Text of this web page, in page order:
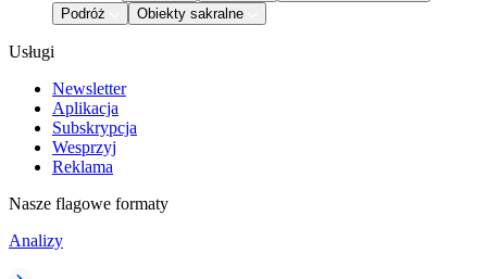
Podróż
Obiekty sakralne
Usługi
Newsletter
Aplikacja
Subskrypcja
Wesprzyj
Reklama
Nasze flagowe formaty
Analizy